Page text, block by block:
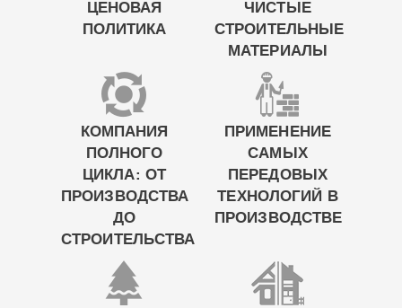
ЦЕНОВАЯ
ПОЛИТИКА
ЧИСТЫЕ
СТРОИТЕЛЬНЫЕ
МАТЕРИАЛЫ
КОМПАНИЯ
ПОЛНОГО
ЦИКЛА: ОТ
ПРОИЗВОДСТВА
ДО
СТРОИТЕЛЬСТВА
ПРИМЕНЕНИЕ
САМЫХ
ПЕРЕДОВЫХ
ТЕХНОЛОГИЙ В
ПРОИЗВОДСТВЕ